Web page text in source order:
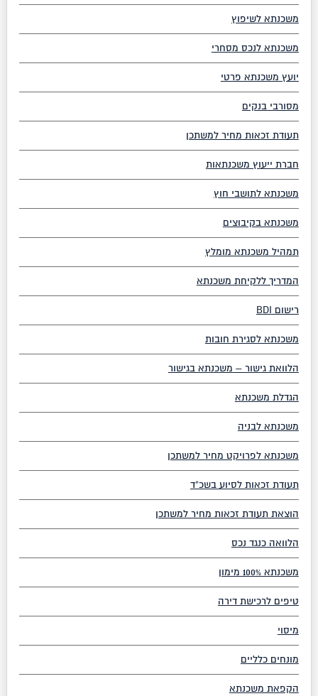
משכנתא לשיפוץ
משכנתא לנכס מסחרי
יועץ משכנתא פרטי
מסורבי בנקים
תעודת זכאות מחיר למשתכן
חברת ייעוץ משכנתאות
משכנתא לתושבי חוץ
משכנתא בקיבוצים
תמהיל משכנתא מומלץ
המדריך ללקיחת משכנתא
רישום BDI
משכנתא לסגירת חובות
הלוואת גישור – משכנתא בגישור
הגדלת משכנתא
משכנתא לבניה
משכנתא לפרויקט מחיר למשתכן
תעודת זכאות לסיוע בשכ”ד
הוצאת תעודת זכאות מחיר למשתכן
הלוואה כנגד נכס
משכנתא 100% מימון
טיפים לרכישת דירה
מיסוי
מונחים כלליים
הקפאת משכנתא